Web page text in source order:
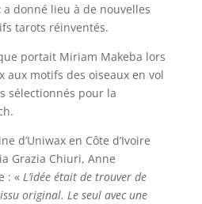
donné lieu à de nouvelles
tarots réinventés.
portait Miriam Makeba lors
aux motifs des oiseaux en vol
sélectionnés pour la
d’Uniwax en Côte d’Ivoire
Grazia Chiuri, Anne
: « L’idée était de trouver de
original. Le seul avec une